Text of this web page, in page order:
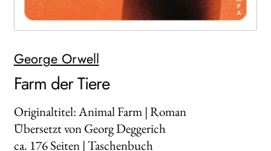
George Orwell
Farm der Tiere
Originaltitel: Animal Farm | Roman
Übersetzt von Georg Deggerich
ca. 176Seiten | Taschenbuch